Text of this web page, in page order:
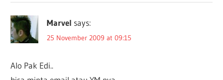
Marvel says:
25 November 2009 at 09:15
Alo Pak Edi..